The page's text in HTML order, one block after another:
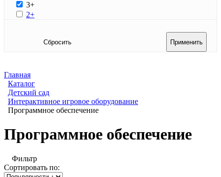
3+
2+
Главная
Каталог
Детский сад
Интерактивное игровое оборудование
Программное обеспечение
Программное обеспечение
Фильтр
Сортировать по: